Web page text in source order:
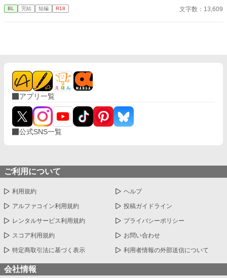
BL 完結 短編 R18 文字数：13,609
アプリ一覧
公式SNS一覧
ご利用について
利用規約 ヘルプ
アルファコイン利用規約 投稿ガイドライン
レンタルサービス利用規約 プライバシーポリシー
スコア利用規約 お問い合わせ
特定商取引法に基づく表示 利用者情報の外部送信について
会社情報